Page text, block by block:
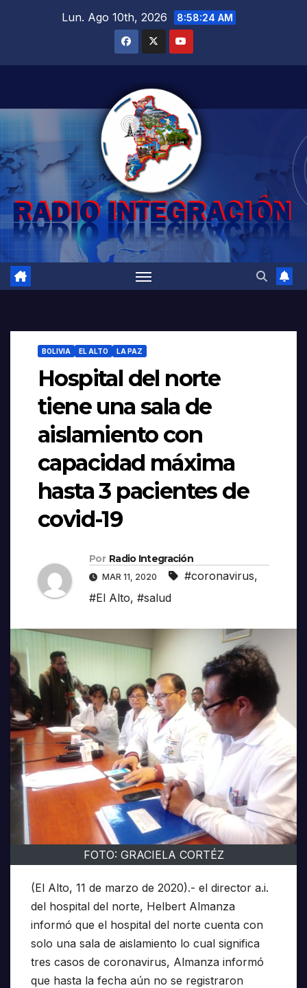
Lun. Ago 10th, 2026 8:58:25 AM
BOLIVIA EL ALTO LA PAZ
Hospital del norte
tiene una sala de
aislamiento con
capacidad máxima
hasta 3 pacientes de
covid-19
Por Radio Integración
MAR 11, 2020 #coronavirus,
#El Alto, #salud
FOTO: GRACIELA CORTÉZ
(El Alto, 11 de marzo de 2020).- el director a.i.
del hospital del norte, Helbert Almanza
informó que el hospital del norte cuenta con
solo una sala de aislamiento lo cual significa
tres casos de coronavirus, Almanza informó
que hasta la fecha aún no se registraron